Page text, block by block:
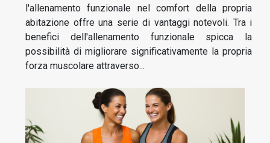
l'allenamento funzionale nel comfort della propria
abitazione offre una serie di vantaggi notevoli. Tra i
benefici dell'allenamento funzionale spicca la
possibilità di migliorare significativamente la propria
forza muscolare attraverso...